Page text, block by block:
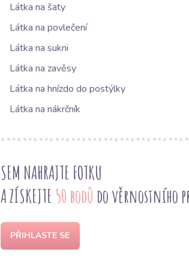
Látka na šaty
Látka na povlečení
Látka na sukni
Látka na zavěsy
Látka na hnízdo do postýlky
Látka na nákrčník
SEM NAHRAJTE FOTKU
A ZÍSKEJTE 50 bodů do věrnostního
PŘIHLASTE SE